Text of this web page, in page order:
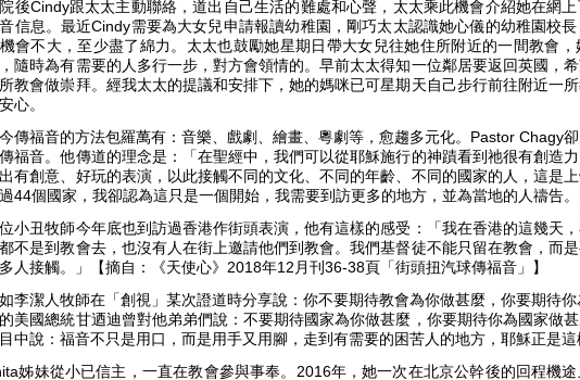
後Cindy跟太太主動聯絡，道出自己生活的難處和心聲，太太乘此機會介紹她在網
信息。最近Cindy需要為大女兒申請報讀幼稚園，剛巧太太認識她心儀的幼稚園校
會不大，至少盡了綿力。太太也鼓勵她星期日帶大女兒往她住所附近的一間教會
隨時為有需要的人多行一步，對方會領情的。早前太太得知一位鄰居要返回英國，
教會做崇拜。經我太太的提議和安排下，她的媽咪已可星期天自己步行前往附近一
心。
傳福音的方法包羅萬有：音樂、戲劇、繪畫、粵劇等，愈趨多元化。Pastor Chagy
福音。他傳道的理念是：「在聖經中，我們可以從耶穌施行的神蹟看到祂很有創造
有創意、好玩的表演，以此接觸不同的文化、不同的年齡、不同的國家的人，這是
44個國家，我卻認為這只是一個開始，我需要到訪更多的地方，並為當地的人禱告。
小丑牧師今年底也到訪過香港作街頭表演，他有這樣的感受：「我在香港的這幾天
不是到教會去，也沒有人在街上邀請他們到教會。我們基督徒不能只留在教會，而
人接觸。」【摘自：《天使心》2018年12月刊36-38頁「街頭扭汽球傳福音」】
李潔人牧師在「創視」某次證道時分享說：你不要期待教會為你做甚麼，你要期待
美國總統甘迺迪曾對他弟弟們說：不要期待國家為你做甚麼，你要期待你為國家做甚
中說：福音不只是用口，而是用手又用腳，走到有需要的困苦人的地方，耶穌正是這
姊妹從小已信主，一直在教會參與事奉。2016年，她一次在北京公幹後的回程機